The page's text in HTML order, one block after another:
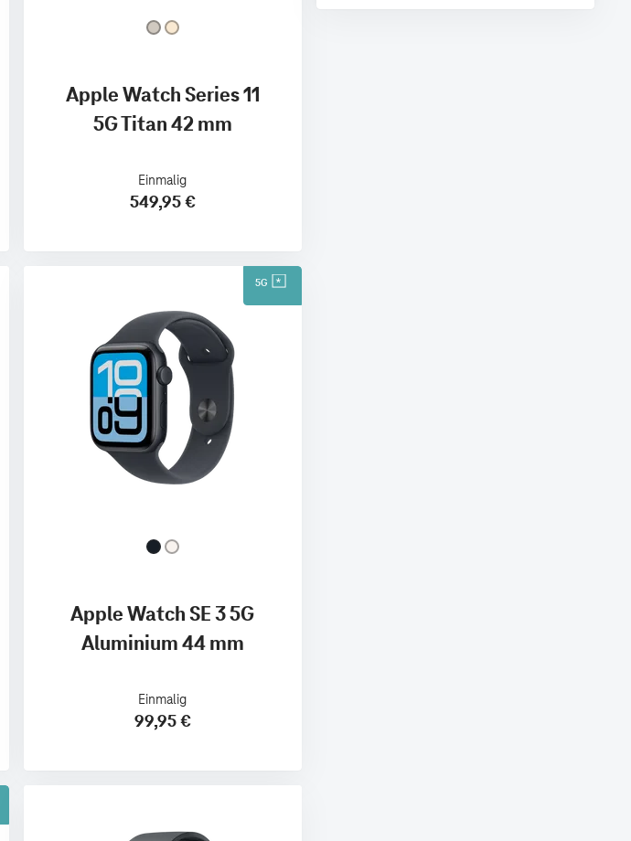
Apple Watch Series 11
5G Titan 42 mm
Einmalig
549,95 €
5G
Apple Watch SE 3 5G
Aluminium 44 mm
Einmalig
99,95 €